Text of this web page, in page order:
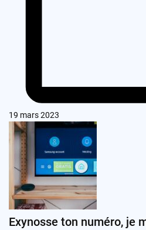
19 mars 2023
Exynosse ton numéro, je